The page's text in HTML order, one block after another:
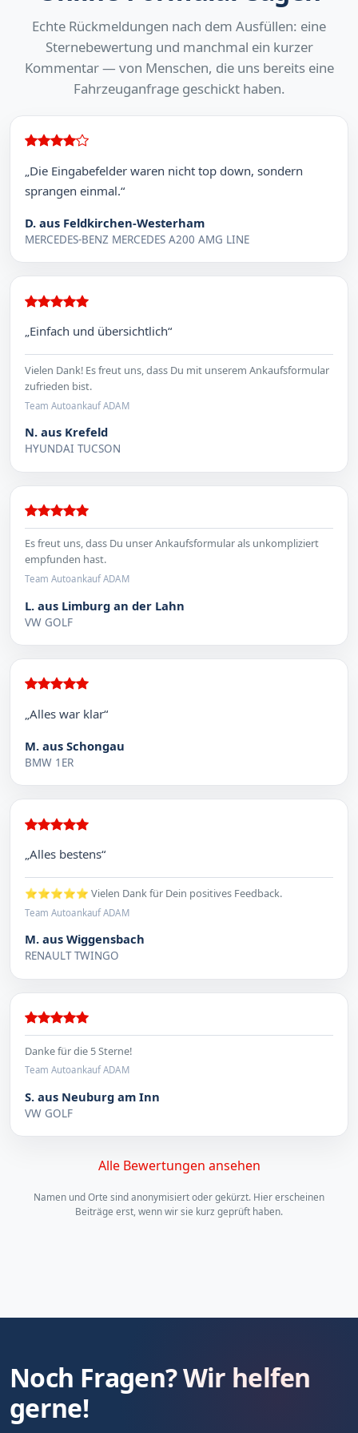
Echte Rückmeldungen nach dem Ausfüllen: eine
Sternebewertung und manchmal ein kurzer
Kommentar — von Menschen, die uns bereits eine
Fahrzeuganfrage geschickt haben.
„Die Eingabefelder waren nicht top down, sondern
sprangen einmal.“
D. aus Feldkirchen-Westerham
MERCEDES-BENZ MERCEDES A200 AMG LINE
„Einfach und übersichtlich“
Vielen Dank! Es freut uns, dass Du mit unserem Ankaufsformular
zufrieden bist.
Team Autoankauf ADAM
N. aus Krefeld
HYUNDAI TUCSON
Es freut uns, dass Du unser Ankaufsformular als unkompliziert
empfunden hast.
Team Autoankauf ADAM
L. aus Limburg an der Lahn
VW GOLF
„Alles war klar“
M. aus Schongau
BMW 1ER
„Alles bestens“
⭐⭐⭐⭐⭐ Vielen Dank für Dein positives Feedback.
Team Autoankauf ADAM
M. aus Wiggensbach
RENAULT TWINGO
Danke für die 5 Sterne!
Team Autoankauf ADAM
S. aus Neuburg am Inn
VW GOLF
Alle Bewertungen ansehen
Namen und Orte sind anonymisiert oder gekürzt. Hier erscheinen
Beiträge erst, wenn wir sie kurz geprüft haben.
Noch Fragen? Wir helfen
gerne!